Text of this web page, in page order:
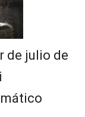
de julio de